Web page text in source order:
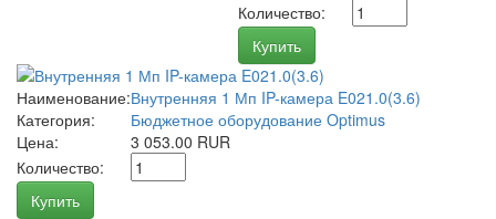
Количество:
Купить
Наименование:Внутренняя 1 Мп IP-камера E021.0(3.6)
Категория:
Бюджетное оборудование Optimus
Цена:
3 053.00 RUR
Количество:
Купить